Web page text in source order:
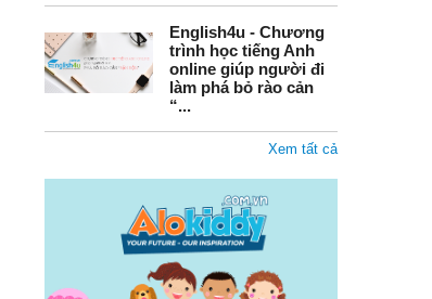
English4u - Chương
trình học tiếng Anh
online giúp người đi
làm phá bỏ rào cản
“...
Xem tất cả